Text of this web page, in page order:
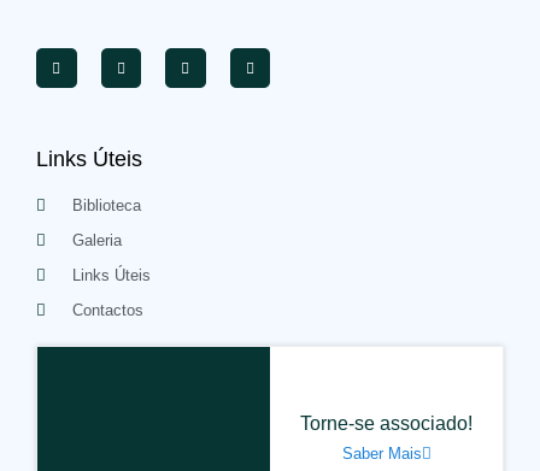
Links Úteis
Biblioteca
Galeria
Links Úteis
Contactos
Torne-se associado!
Saber Mais